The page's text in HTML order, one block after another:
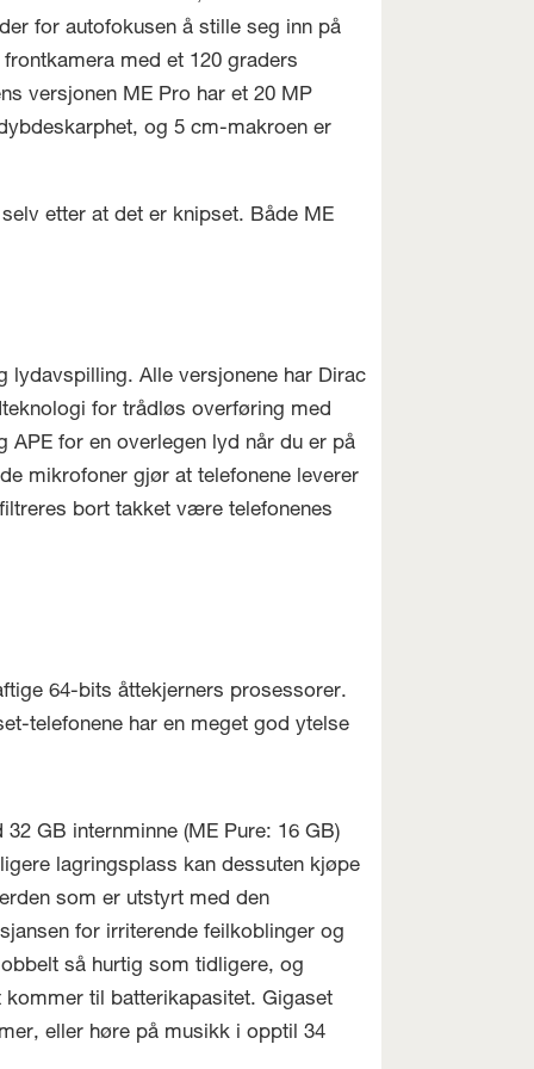
for autofokusen å stille seg inn på
med et 120 graders
versjonen ME Pro har et 20 MP
og 5 cm-makroen er
etter at det er knipset. Både ME
lydavspilling. Alle versjonene har Dirac
for trådløs overføring med
for en overlegen lyd når du er på
mikrofoner gjør at telefonene leverer
bort takket være telefonenes
64-bits åttekjerners prosessorer.
telefonene har en meget god ytelse
GB internminne (ME Pure: 16 GB)
lagringsplass kan dessuten kjøpe
som er utstyrt med den
for irriterende feilkoblinger og
så hurtig som tidligere, og
til batterikapasitet. Gigaset
eller høre på musikk i opptil 34